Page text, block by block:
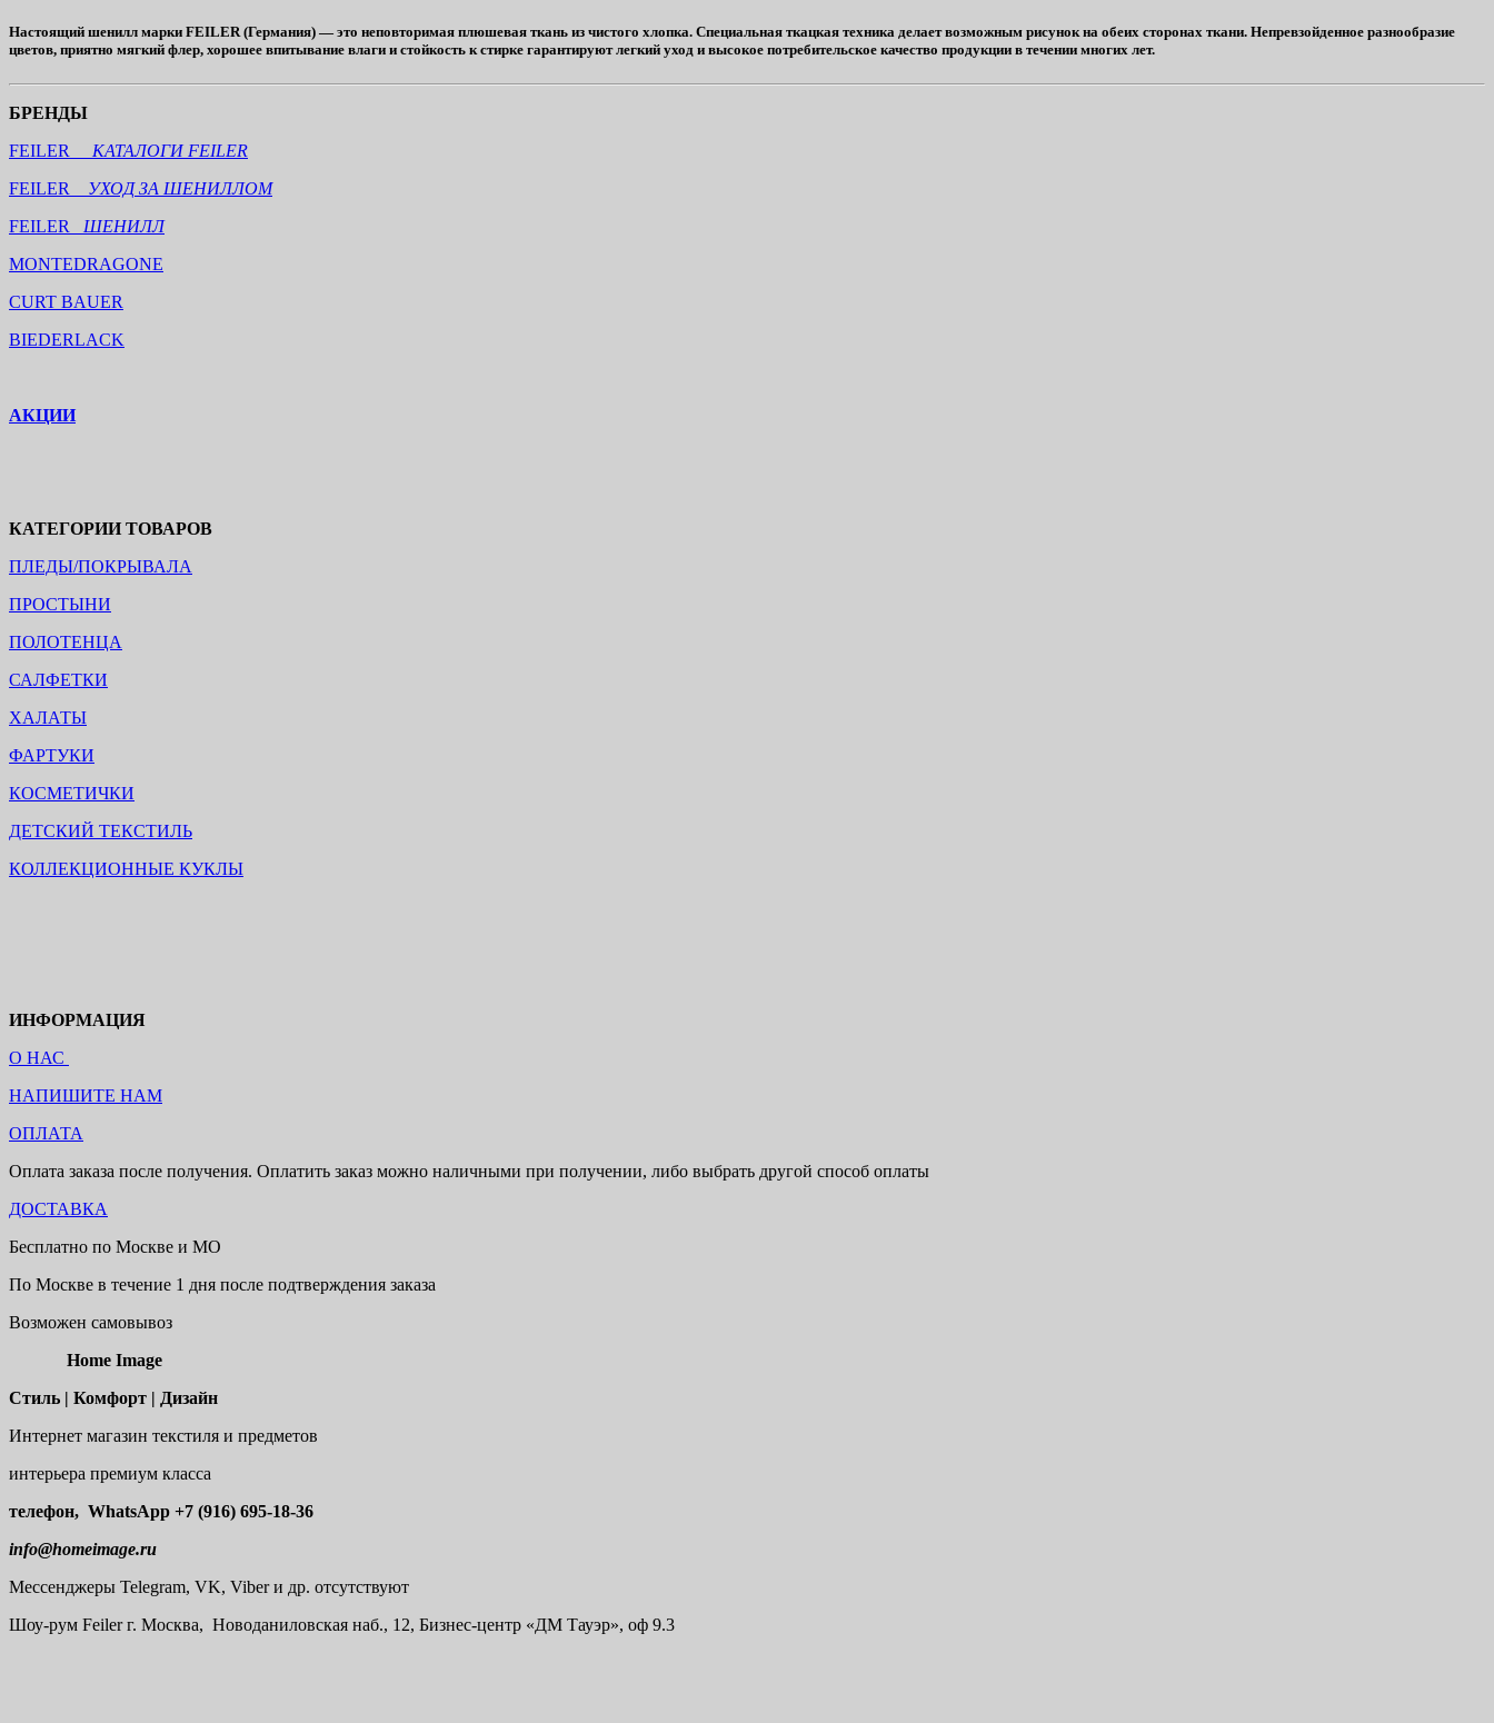
Настоящий шенилл марки FEILER (Германия) — это неповторимая плюшевая ткань из чистого хлопка. Специальная ткацкая техника делает возможным рисунок на обеих сторонах ткани. Непревзойденное разнообразие
цветов, приятно мягкий флер, хорошее впитывание влаги и стойкость к стирке гарантируют легкий уход и высокое потребительское качество продукции в течении многих лет.
БРЕНДЫ
FEILER КАТАЛОГИ FEILER
FEILER
УХОД ЗА ШЕНИЛЛОМ
FEILER ШЕНИЛЛ
MONTEDRAGONE
CURT BAUER
BIEDERLACK
АКЦИИ
КАТЕГОРИИ ТОВАРОВ
ПЛЕДЫ/ПОКРЫВАЛА
ПРОСТЫНИ
ПОЛОТЕНЦА
САЛФЕТКИ
ХАЛАТЫ
ФАРТУКИ
КОСМЕТИЧКИ
ДЕТСКИЙ ТЕКСТИЛЬ
КОЛЛЕКЦИОННЫЕ КУКЛЫ
ИНФОРМАЦИЯ
О НАС
НАПИШИТЕ НАМ
ОПЛАТА
Оплата заказа после получения. Оплатить заказ можно наличными при получении, либо выбрать другой способ оплаты
ДОСТАВКА
Бесплатно по Москве и МО
По Москве в течение 1 дня после подтверждения заказа
Возможен самовывоз
Home Image
Стиль | Комфорт | Дизайн
Интернет магазин текстиля и предметов
интерьера премиум класса
телефон, WhatsApp +7 (916) 695-18-36
info@homeimage.ru
Мессенджеры Telegram, VK, Viber и др. отсутствуют
Шоу-рум Feiler г. Москва, Новоданиловская наб., 12, Бизнес-центр «ДМ Тауэр», оф 9.3